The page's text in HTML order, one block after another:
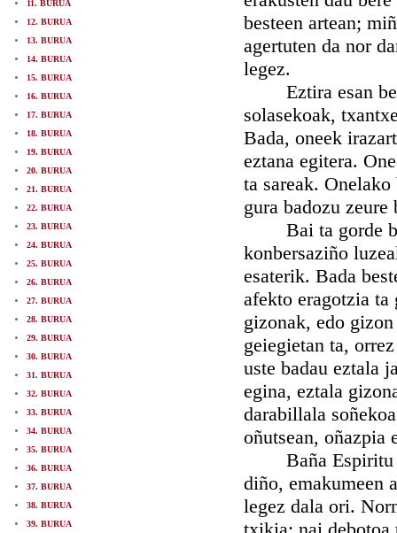
11. BURUA
12. BURUA
13. BURUA
14. BURUA
15. BURUA
16. BURUA
17. BURUA
18. BURUA
19. BURUA
20. BURUA
21. BURUA
22. BURUA
23. BURUA
24. BURUA
25. BURUA
26. BURUA
27. BURUA
28. BURUA
29. BURUA
30. BURUA
31. BURUA
32. BURUA
33. BURUA
34. BURUA
35. BURUA
36. BURUA
37. BURUA
38. BURUA
39. BURUA
besteen artean;
agertuten da nor
legez.
Eztira esan
solasekoak,
Bada, oneek
eztana egitera.
ta sareak.
gura badozu
Bai ta gorde
konbersaziño
esaterik. Bada
afekto eragotzia
gizonak, edo
geiegietan ta,
uste badau eztala
egina, eztala
darabillala
oñutsean, oñazpia
Baña Espiritu
diño, emakumeen
legez dala ori.